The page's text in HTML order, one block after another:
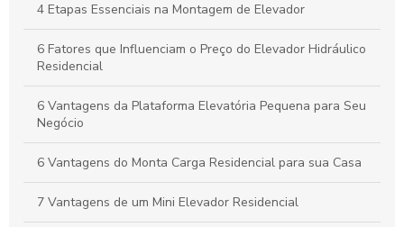
Descubra as Melhores Empresas de Elevadores e Suas
Inovações
4 Etapas Essenciais na Montagem de Elevador
6 Fatores que Influenciam o Preço do Elevador Hidráulico
Residencial
6 Vantagens da Plataforma Elevatória Pequena para Seu
Negócio
6 Vantagens do Monta Carga Residencial para sua Casa
7 Vantagens de um Mini Elevador Residencial